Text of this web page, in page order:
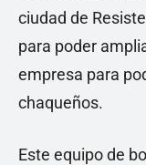
ciudad de
para poder
empresa para
chaqueños.
Este equipo de